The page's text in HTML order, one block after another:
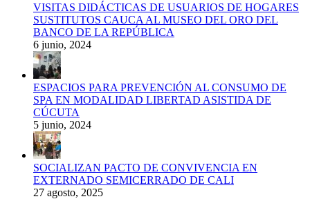
VISITAS DIDÁCTICAS DE USUARIOS DE HOGARES
SUSTITUTOS CAUCA AL MUSEO DEL ORO DEL
BANCO DE LA REPÚBLICA
6 junio, 2024
ESPACIOS PARA PREVENCIÓN AL CONSUMO DE
SPA EN MODALIDAD LIBERTAD ASISTIDA DE
CÚCUTA
5 junio, 2024
SOCIALIZAN PACTO DE CONVIVENCIA EN
EXTERNADO SEMICERRADO DE CALI
27 agosto, 2025